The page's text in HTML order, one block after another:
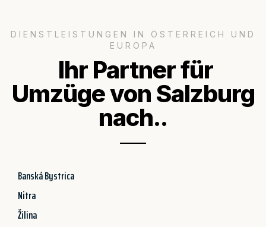
DIENSTLEISTUNGEN IN ÖSTERREICH UND
EUROPA
Ihr Partner für
Umzüge von Salzburg
nach..
Banská Bystrica
Nitra
Žilina